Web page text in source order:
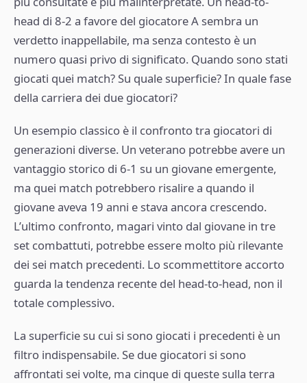
head di 8-2 a favore del giocatore A sembra un
verdetto inappellabile, ma senza contesto è un
numero quasi privo di significato. Quando sono stati
giocati quei match? Su quale superficie? In quale fase
della carriera dei due giocatori?
Un esempio classico è il confronto tra giocatori di
generazioni diverse. Un veterano potrebbe avere un
vantaggio storico di 6-1 su un giovane emergente,
ma quei match potrebbero risalire a quando il
giovane aveva 19 anni e stava ancora crescendo.
L’ultimo confronto, magari vinto dal giovane in tre
set combattuti, potrebbe essere molto più rilevante
dei sei match precedenti. Lo scommettitore accorto
guarda la tendenza recente del head-to-head, non il
totale complessivo.
La superficie su cui si sono giocati i precedenti è un
filtro indispensabile. Se due giocatori si sono
affrontati sei volte, ma cinque di queste sulla terra